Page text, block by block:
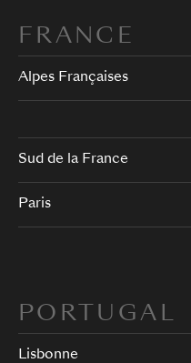
FRANCE
Alpes Françaises
Sud de la France
Paris
PORTUGAL
Lisbonne